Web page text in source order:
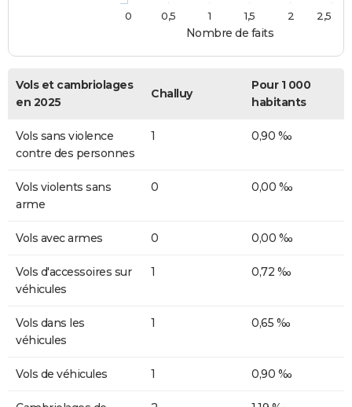
Nombre de faits
0
0,5 1 1,5 2 2,5
Vols et cambriolages
en 2025
Challuy
Pour 1 000
habitants
Vols sans violence
contre des personnes
1 0,90 ‰
Vols violents sans
arme
0 0,00 ‰
Vols avec armes 0 0,00 ‰
Vols d'accessoires sur
véhicules
1 0,72 ‰
Vols dans les
véhicules
1 0,65 ‰
Vols de véhicules 1 0,90 ‰